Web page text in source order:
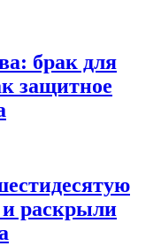
брак для
защитное
раскрыли